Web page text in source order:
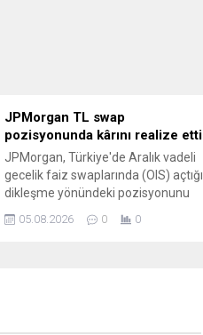
JPMorgan TL swap
pozisyonunda kârını realize etti
JPMorgan, Türkiye'de Aralık vadeli
gecelik faiz swaplarında (OIS) açtığı
dikleşme yönündeki pozisyonunu
05.08.2026 0 0